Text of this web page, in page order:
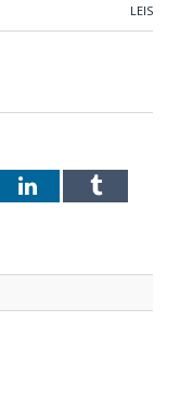
LEIS
LinkedInTumblr